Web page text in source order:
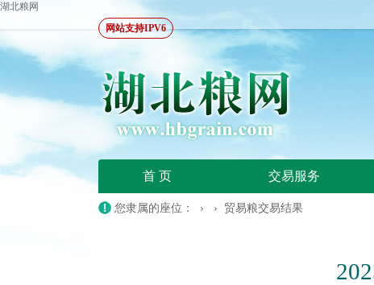
湖北粮网
网站支持IPV6
首 页 交易服务
您隶属的座位： › › 贸易粮交易结果